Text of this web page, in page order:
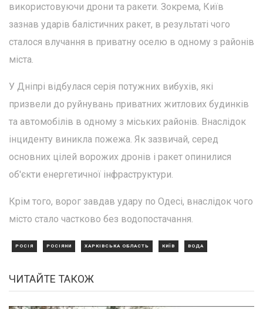
використовуючи дрони та ракети. Зокрема, Київ
зазнав ударів балістичних ракет, в результаті чого
сталося влучання в приватну оселю в одному з районів
міста.
У Дніпрі відбулася серія потужних вибухів, які
призвели до руйнувань приватних житлових будинків
та автомобілів в одному з міських районів. Внаслідок
інциденту виникла пожежа. Як зазвичай, серед
основних цілей ворожих дронів і ракет опинилися
об'єкти енергетичної інфраструктури.
Крім того, ворог завдав удару по Одесі, внаслідок чого
місто стало частково без водопостачання.
РОСІЯ РОСІЯНИ ХАРКІВСЬКА ОБЛАСТЬ КИЇВ ВОДА
ЧИТАЙТЕ ТАКОЖ